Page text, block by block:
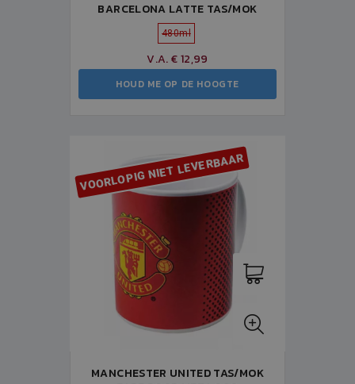
BARCELONA LATTE TAS/MOK
480ml
V.A. € 12,99
HOUD ME OP DE HOOGTE
VOORLOPIG NIET LEVERBAAR
MANCHESTER UNITED TAS/MOK